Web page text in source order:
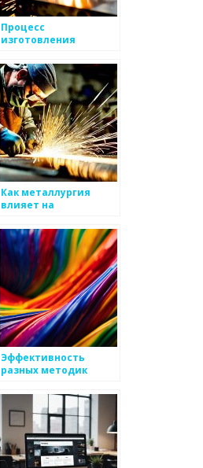
Процесс
изготовления
технологии и
инструменты
Как металлургия
влияет на
металлоизделий
Эффективность
разных методик